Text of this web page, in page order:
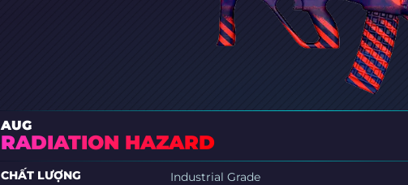
AUG
RADIATION HAZARD
CHẤT LƯỢNG
Industrial Grade